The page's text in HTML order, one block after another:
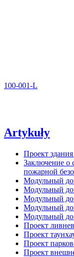
100-001-L
Artykuły
Проект
Заключение о
пожарной
Модульный
Модульный
Модульный
Модульный
Модульный
Проект
Проект
Проект
Проект